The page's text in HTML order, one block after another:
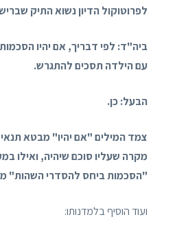
לפרוטוקול הדיון נשוא התיק
ביה"ד: לפי דבריך, אם יהיו
עם הילדה תסכים להתגרש.
הבעל: כן.
צמד המילים "אם יהיו" מבטא
מקרה שעליו סוכם שיהיה, ואילו
"הסכמות ביחס להסדרי השהות"
ועוד הוסיף בלמדנותו: